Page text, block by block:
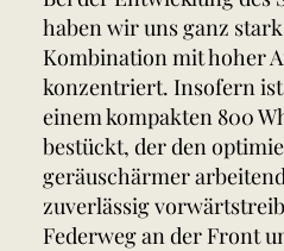
haben wir uns ganz
Kombination mit hoher
konzentriert. Insofern ist
einem kompakten 800
bestückt, der den
geräuschärmer
zuverlässig
Federweg an der Front